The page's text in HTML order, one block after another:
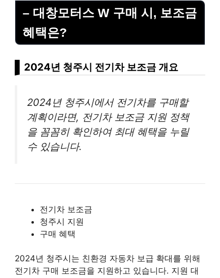
– 대창모터스 W 구매 시, 보조금
혜택은?
2024년 청주시 전기차 보조금 개요
2024년 청주시에서 전기차를 구매할
계획이라면, 전기차 보조금 지원 정책
을 꼼꼼히 확인하여 최대 혜택을 누릴
수 있습니다.
전기차 보조금
청주시 지원
구매 혜택
2024년 청주시는 친환경 자동차 보급 확대를 위해
전기차 구매 보조금을 지원하고 있습니다. 지원 대